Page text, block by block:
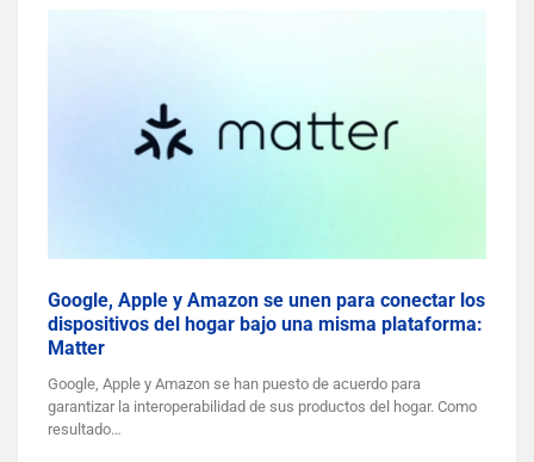
Google, Apple y Amazon se unen para conectar los
dispositivos del hogar bajo una misma plataforma:
Matter
Google, Apple y Amazon se han puesto de acuerdo para
garantizar la interoperabilidad de sus productos del hogar. Como
resultado…